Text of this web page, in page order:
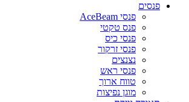
פנסים
פנסי AceBeam
פנס טקטי
פנסי כיס
פנסי זרקור
נצנצים
פנסי ראש
טווח ארוך
מוגן נפיצות